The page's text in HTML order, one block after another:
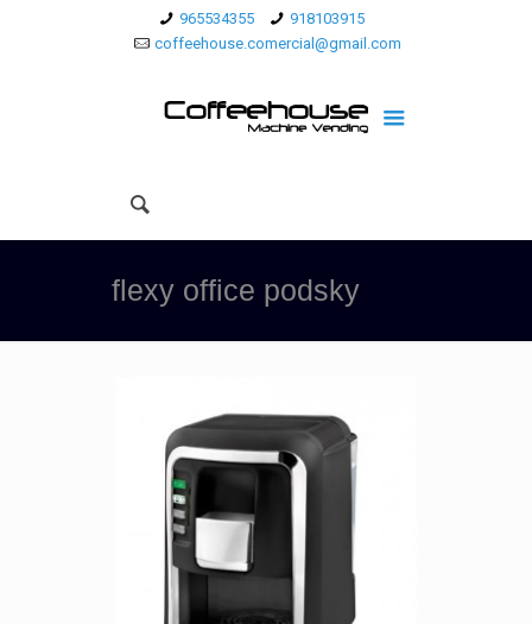
965534355
918103915
coffeehouse.comercial@gmail.com
flexy office podsky